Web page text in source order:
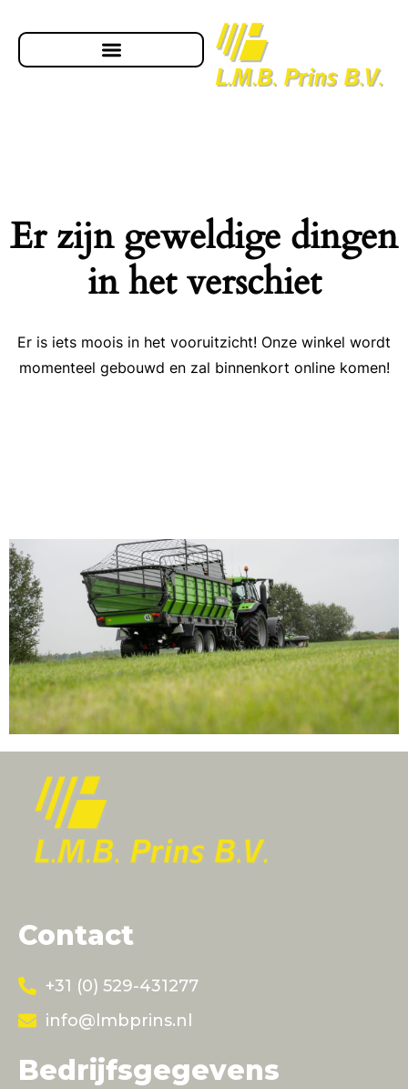
Er zijn geweldige dingen
in het verschiet
Er is iets moois in het vooruitzicht! Onze winkel wordt
momenteel gebouwd en zal binnenkort online komen!
Contact
+31 (0) 529-431277
info@lmbprins.nl
Bedrijfsgegevens